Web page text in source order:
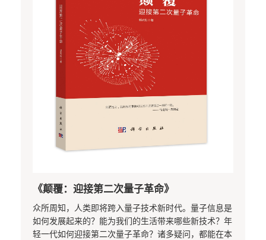
《颠覆：迎接第二次量子革命》
众所周知，人类即将跨入量子技术新时代。量子信息是
如何发展起来的？能为我们的生活带来哪些新技术？年
轻一代如何迎接第二次量子革命？诸多疑问，都能在本